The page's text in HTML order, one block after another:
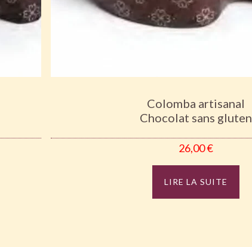
Colomba artisanal
Chocolat sans gluten
26,00€
LIRE LA SUITE